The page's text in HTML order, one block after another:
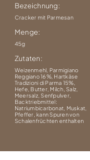
Bezeichnung:
Cracker mit Parmesan
Menge:
45g
Zutaten:
Weizenmehl, Parmigiano
Reggiano 16%, Hartkäse
Tradizioni di Parma 15%,
Hefe, Butter, Milch, Salz,
Meersalz, Senfpulver,
Backtriebmittel:
Natriumbicarbonat, Muskat,
Pfeffer, kann Spuren von
Schalenfrüchten enthalten